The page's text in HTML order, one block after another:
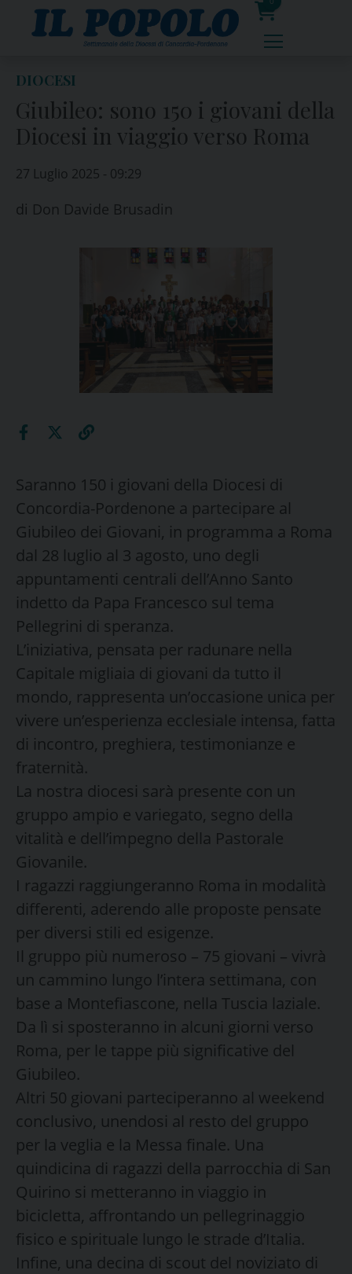
0
prodotti
DIOCESI
Giubileo: sono 150 i giovani della
Diocesi in viaggio verso Roma
27 Luglio 2025 - 09:29
di Don Davide Brusadin
Saranno 150 i giovani della Diocesi di
Concordia-Pordenone a partecipare al
Giubileo dei Giovani, in programma a Roma
dal 28 luglio al 3 agosto, uno degli
appuntamenti centrali dell’Anno Santo
indetto da Papa Francesco sul tema
Pellegrini di speranza.
L’iniziativa, pensata per radunare nella
Capitale migliaia di giovani da tutto il
mondo, rappresenta un’occasione unica per
vivere un’esperienza ecclesiale intensa, fatta
di incontro, preghiera, testimonianze e
fraternità.
La nostra diocesi sarà presente con un
gruppo ampio e variegato, segno della
vitalità e dell’impegno della Pastorale
Giovanile.
I ragazzi raggiungeranno Roma in modalità
differenti, aderendo alle proposte pensate
per diversi stili ed esigenze.
Il gruppo più numeroso – 75 giovani – vivrà
un cammino lungo l’intera settimana, con
base a Montefiascone, nella Tuscia laziale.
Da lì si sposteranno in alcuni giorni verso
Roma, per le tappe più significative del
Giubileo.
Altri 50 giovani parteciperanno al weekend
conclusivo, unendosi al resto del gruppo
per la veglia e la Messa finale. Una
quindicina di ragazzi della parrocchia di San
Quirino si metteranno in viaggio in
bicicletta, affrontando un pellegrinaggio
fisico e spirituale lungo le strade d’Italia.
Infine, una decina di scout del noviziato di